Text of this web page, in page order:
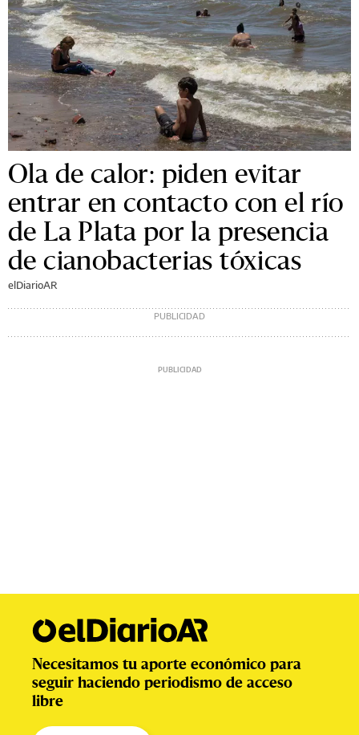
Ola de calor: piden evitar
entrar en contacto con el río
de La Plata por la presencia
de cianobacterias tóxicas
elDiarioAR
Necesitamos tu aporte económico para
seguir haciendo periodismo de acceso
libre